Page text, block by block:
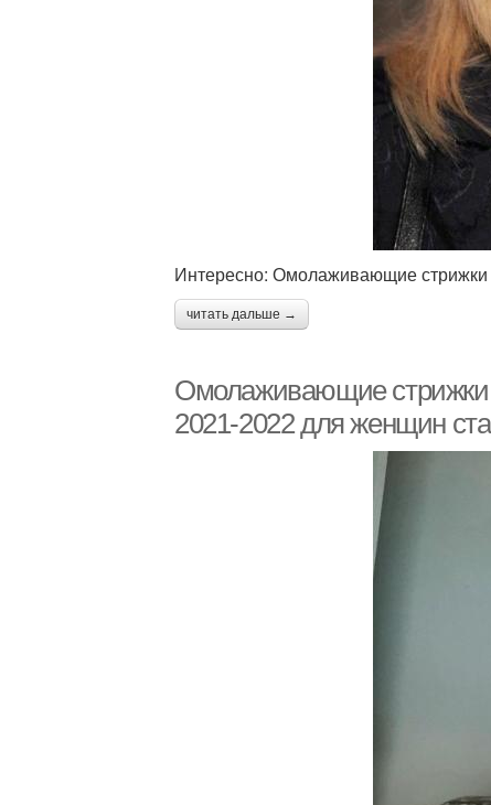
Интересно: Омолаживающие
читать дальше →
Омолаживающие стрижки
2021-2022 для женщин